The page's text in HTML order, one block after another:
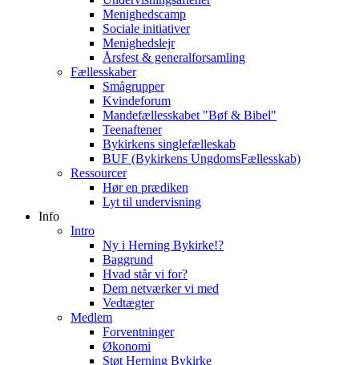
Menighedscamp
Sociale initiativer
Menighedslejr
Årsfest & generalforsamling
Fællesskaber
Smågrupper
Kvindeforum
Mandefællesskabet "Bøf & Bibel"
Teenaftener
Bykirkens singlefælleskab
BUF (Bykirkens UngdomsFællesskab)
Ressourcer
Hør en prædiken
Lyt til undervisning
Info
Intro
Ny i Herning Bykirke!?
Baggrund
Hvad står vi for?
Dem netværker vi med
Vedtægter
Medlem
Forventninger
Økonomi
Støt Herning Bykirke